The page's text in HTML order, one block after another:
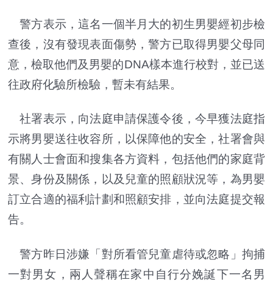
警方表示，這名一個半月大的初生男嬰經初步檢
查後，沒有發現表面傷勢，警方已取得男嬰父母同
意，檢取他們及男嬰的DNA樣本進行校對，並已送
往政府化驗所檢驗，暫未有結果。
社署表示，向法庭申請保護令後，今早獲法庭指
示將男嬰送往收容所，以保障他的安全，社署會與
有關人士會面和搜集各方資料，包括他們的家庭背
景、身份及關係，以及兒童的照顧狀況等，為男嬰
訂立合適的福利計劃和照顧安排，並向法庭提交報
告。
警方昨日涉嫌「對所看管兒童虐待或忽略」拘捕
一對男女，兩人聲稱在家中自行分娩誕下一名男